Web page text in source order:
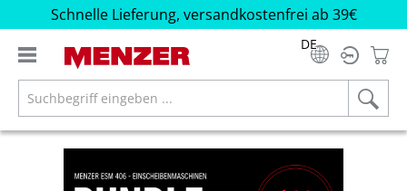
springen
Schnelle Lieferung, versandkostenfrei ab 39€
DE